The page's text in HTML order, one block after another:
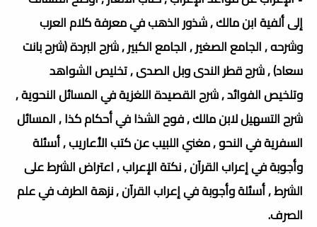
إلى ألفية ابن مالك , شذور الذهب في معرفة كلام العرب
وشرحه , الجامع الصغير , الجامع الكبير , شرح البردة (شرح بانت
سعاد) , شرح قطر الندى وبل الصدى , تخليص الشواهد
وتلخيص الفوائد , شرح القصيدة اللغزية في المسائل النحوية ,
شرح التسهيل لابن مالك , فوح الشذا في أحكام كذا , المسائل
السفرية في النحو , مغني اللبيب عن كتب الأعاريب , أسئلة
وأجوبة في إعراب القرآن , نكتة الإعراب , اعتراض الشرط على
الشرط , أسئلة وأجوبة في إعراب القرآن , نزهة الطرف في علم
الصرف.